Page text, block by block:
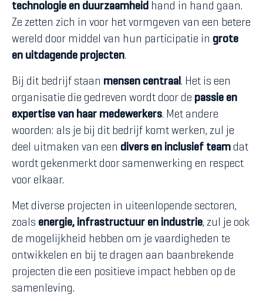
technologie en duurzaamheid hand in hand gaan.
Ze zetten zich in voor het vormgeven van een betere
wereld door middel van hun participatie in grote
en uitdagende projecten.
Bij dit bedrijf staan mensen centraal. Het is een
organisatie die gedreven wordt door de passie en
expertise van haar medewerkers. Met andere
woorden: als je bij dit bedrijf komt werken, zul je
deel uitmaken van een divers en inclusief team dat
wordt gekenmerkt door samenwerking en respect
voor elkaar.
Met diverse projecten in uiteenlopende sectoren,
zoals energie, infrastructuur en industrie, zul je ook
de mogelijkheid hebben om je vaardigheden te
ontwikkelen en bij te dragen aan baanbrekende
projecten die een positieve impact hebben op de
samenleving.